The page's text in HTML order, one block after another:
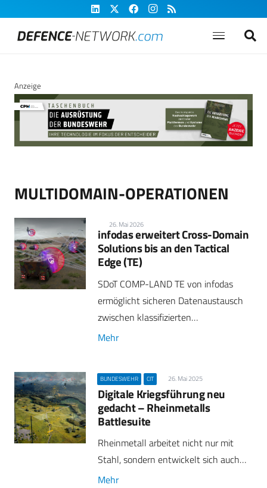
Anzeige
MULTIDOMAIN-OPERATIONEN
26. Mai 2026
infodas erweitert Cross-Domain
Solutions bis an den Tactical
Edge (TE)
SDoT COMP-LAND TE von infodas
ermöglicht sicheren Datenaustausch
zwischen klassifizierten…
Mehr
BUNDESWEHR CIT 26. Mai 2025
Digitale Kriegsführung neu
gedacht – Rheinmetalls
Battlesuite
Rheinmetall arbeitet nicht nur mit
Stahl, sondern entwickelt sich auch…
Mehr